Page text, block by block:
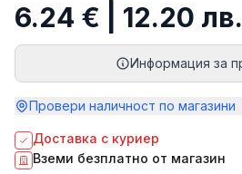
6.24 € | 12.20 лв.
Информация за
Провери наличност по магазини
Доставка с куриер
Вземи безплатно от магазин